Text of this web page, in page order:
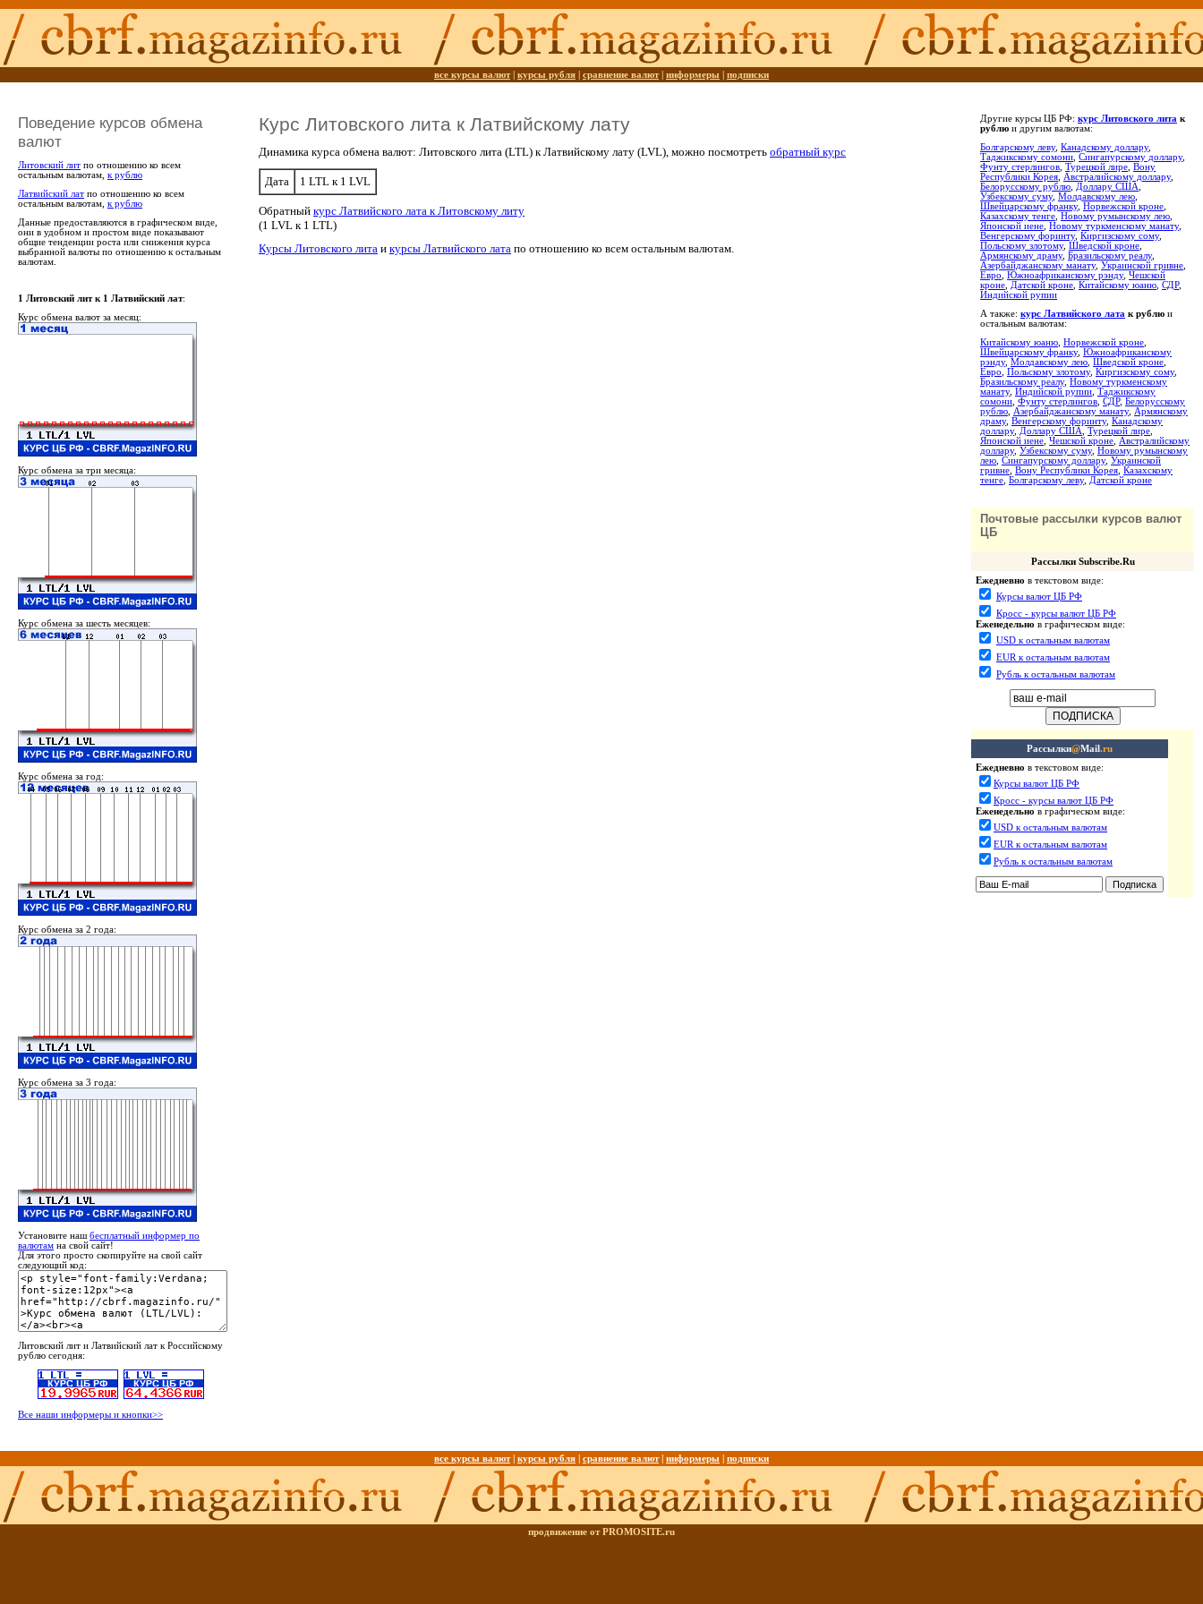
все курсы валют| курсы рубля сравнение валют| информеры подписки
Поведение курсов обмена
валют
Литовский лит по отношению ко всем
остальным валютам, к рублю
Латвийский лат по отношению ко всем
остальным валютам, к рублю
Данные предоставляются в графическом виде,
они в удобном и простом виде показывают
общие тенденции роста или снижения курса
выбранной валюты по отношению к остальным
валютам.
Курс Литовского лита к Латвийскому лату
Динамика курса обмена валют: Литовского лита (LTL) к Латвийскому лату (LVL), можно посмотреть обратный курс
Дата 1 LTL к 1 LVL
Обратный курс Латвийского лата к Литовскому литу
(1 LVL к 1 LTL)
Курсы Литовского лита и курсы Латвийского лата по отношению ко всем остальным валютам.
Другие курсы ЦБ РФ: курс Литовского лита к
рублю и другим валютам:
Болгарскому леву, Канадскому доллару,
Таджикскому сомони Сингапурскому доллару,
Фунту стерлингов Турецкой лире Вону
Республики Корея
Австралийскому доллару,
Белорусскому рублю
Доллару США
Узбекскому суму, Молдавскому лею
Швейцарскому франку, Норвежской кроне
Казахскому тенге Новому румынскому лею
Японской иене Новому туркменскому манату,
Венгерскому форинту, Киргизскому сому,
Польскому злотому, Шведской кроне
Армянскому драму, Бразильскому реалу,
Азербайджанскому манату, Украинской гривне
Евро
Южноафриканскому рэнду, Чешской
кроне
Датской кроне Китайскому юаню СДР,
Индийской рупии
А также: курс Латвийского лата к рублю и
остальным валютам:
Китайскому юаню Норвежской кроне
Швейцарскому франку, Южноафриканскому
рэнду, Молдавскому лею Шведской кроне
Евро
Польскому злотому, Киргизскому сому,
Бразильскому реалу, Новому туркменскому
манату, Индийской рупии Таджикскому
сомони Фунту стерлингов СДР, Белорусскому
рублю
Азербайджанскому манату, Армянскому
драму, Венгерскому форинту, Канадскому
доллару, Доллару США Турецкой лире
Японской иене Чешской кроне
Австралийскому
доллару, Узбекскому суму, Новому румынскому
лею Сингапурскому доллару, Украинской
гривне Вону Республики Корея Казахскому
тенге Болгарскому леву, Датской кроне
Почтовые рассылки курсов валют
ЦБ
Рассылки Subscribe.Ru
Ежедневно в текстовом виде:
Курсы валют ЦБ РФ
Кросс - курсы валют ЦБ РФ
Еженедельно в графическом виде:
USD к остальным валютам
EUR к остальным валютам
Рубль к остальным валютам
Рассылки@Mail.ru
Ежедневно в текстовом виде:
Курсы валют ЦБ РФ
Кросс - курсы валют ЦБ РФ
Еженедельно в графическом виде:
USD к остальным валютам
EUR к остальным валютам
Рубль к остальным валютам
1 Литовский лит к 1 Латвийский лат:
Курс обмена валют за месяц:
Курс обмена за три месяца:
Курс обмена за шесть месяцев:
Курс обмена за год:
Курс обмена за 2 года:
Курс обмена за 3 года:
Установите наш бесплатный информер по
валютам на свой сайт!
Для этого просто скопируйте на свой сайт
следующий код:
Литовский лит и Латвийский лат к Российскому
рублю сегодня:
Все наши информеры и кнопки>>
все курсы валют| курсы рубля сравнение валют| информеры подписки
продвижение от PROMOSITE.ru